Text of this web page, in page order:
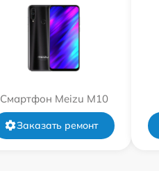
Смартфон Meizu M10
Заказать ремонт